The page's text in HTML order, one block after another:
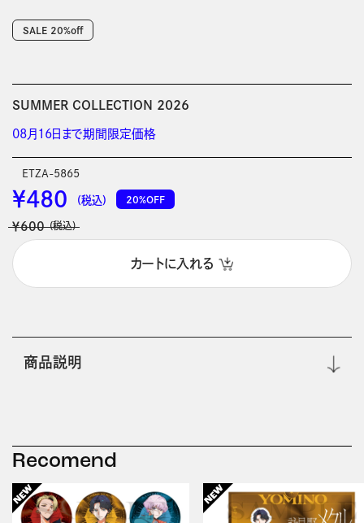
SALE 20%off
SUMMER COLLECTION 2026
08月16日まで期間限定価格
ETZA-5865
20%OFF
￥480 (税込)
￥600 (税込)
カートに入れる
商品説明
Recomend